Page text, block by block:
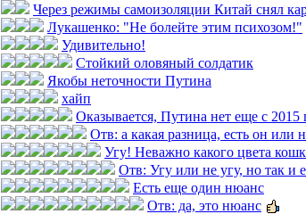
Через режимы самоизоляции Китай снял
Лукашенко: "Не болейте этим психозом!"
Удивительно!
Стойкий оловяный солдатик
Якобы неточности Путина
хайп
Оказывается, Путина нет еще с 2015
Отв: а какая разница, есть он или
Угу! Неважно какого цвета
Отв: Угу или не угу, но так и
Есть еще один нюанс
Отв: да, это нюанс